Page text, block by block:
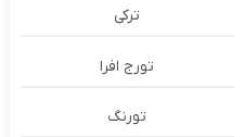
ترکی
تورج افرا
تورنگ